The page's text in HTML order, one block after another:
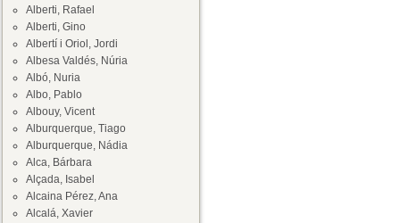
Alberti, Rafael
Alberti, Gino
Albertí i Oriol, Jordi
Albesa Valdés, Núria
Albó, Nuria
Albo, Pablo
Albouy, Vicent
Alburquerque, Tiago
Alburquerque, Nádia
Alca, Bárbara
Alçada, Isabel
Alcaina Pérez, Ana
Alcalá, Xavier